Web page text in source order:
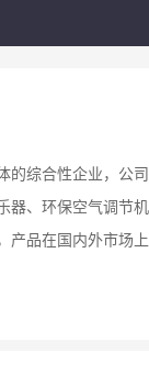
综合性企业，公
、环保空气调节
品在国内外市场